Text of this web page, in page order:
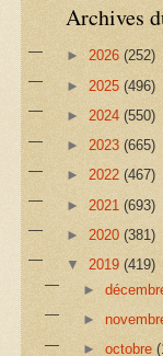
Archives
► 2026 (252)
► 2025 (496)
► 2024 (550)
► 2023 (665)
► 2022 (467)
► 2021 (693)
► 2020 (381)
▼ 2019 (419)
►
►
►octobre